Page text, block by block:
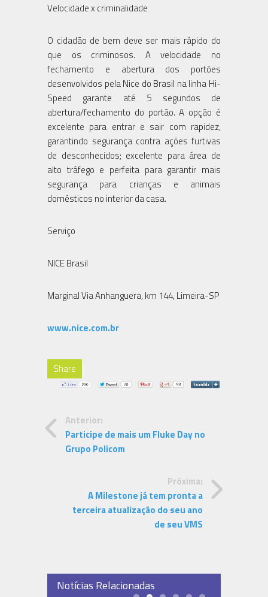
Velocidade x criminalidade
O cidadão de bem deve ser mais rápido do
que os criminosos. A velocidade no
fechamento e abertura dos portões
desenvolvidos pela Nice do Brasil na linha Hi-
Speed garante até 5 segundos de
abertura/fechamento do portão. A opção é
excelente para entrar e sair com rapidez,
garantindo segurança contra ações furtivas
de desconhecidos; excelente para área de
alto tráfego e perfeita para garantir mais
segurança para crianças e animais
domésticos no interior da casa.
Serviço
NICE Brasil
Marginal Via Anhanguera, km 144, Limeira-SP
www.nice.com.br
Share
Anterior:
Participe de mais um Fluke Day no
Grupo Policom
Próxima:
A Milestone já tem pronta a
terceira atualização do seu ano
de seu VMS
Notícias Relacionadas